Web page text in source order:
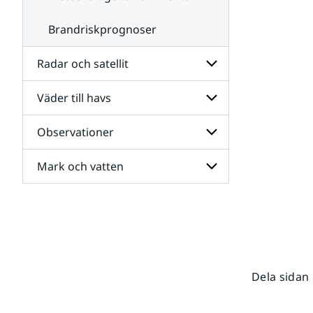
Brandriskprognoser
Radar och satellit
Undersidor
för
Radar
och
satellit
Väder till havs
Undersidor
för
Väder
till
havs
Observationer
Undersidor
för
Mark och vatten
Dela sidan